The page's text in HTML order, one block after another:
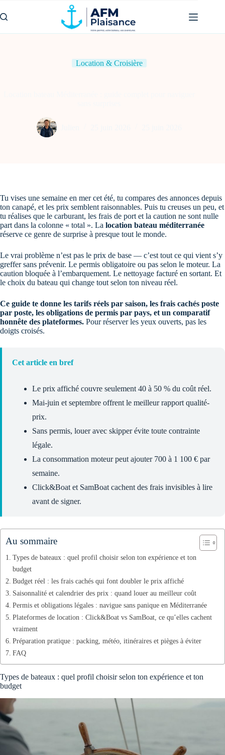
au
contenu
Location & Croisière
Tu vises une semaine en mer cet été, tu compares des annonces depuis
ton canapé, et les prix semblent raisonnables. Puis tu creuses un peu, et
tu réalises que le carburant, les frais de port et la caution ne sont nulle
part dans la colonne « total ». La location bateau méditerranée
réserve ce genre de surprise à presque tout le monde.
Le vrai problème n’est pas le prix de base — c’est tout ce qui vient s’y
greffer sans prévenir. Le permis obligatoire ou pas selon le moteur. La
caution bloquée à l’embarquement. Le nettoyage facturé en sortant. Et
le choix du bateau qui change tout selon ton niveau réel.
Ce guide te donne les tarifs réels par saison, les frais cachés poste
par poste, les obligations de permis par pays, et un comparatif
honnête des plateformes. Pour réserver les yeux ouverts, pas les
doigts croisés.
Cet article en bref
Le prix affiché couvre seulement 40 à 50 % du coût réel.
Mai-juin et septembre offrent le meilleur rapport qualité-
prix.
Sans permis, louer avec skipper évite toute contrainte
légale.
La consommation moteur peut ajouter 700 à 1 100 € par
semaine.
Click&Boat et SamBoat cachent des frais invisibles à lire
avant de signer.
Au sommaire
Types de bateaux : quel profil choisir selon ton expérience et ton
budget
Budget réel : les frais cachés qui font doubler le prix affiché
Saisonnalité et calendrier des prix : quand louer au meilleur coût
Permis et obligations légales : navigue sans panique en Méditerranée
Plateformes de location : Click&Boat vs SamBoat, ce qu’elles cachent
vraiment
Préparation pratique : packing, météo, itinéraires et pièges à éviter
FAQ
Types de bateaux : quel profil choisir selon ton expérience et ton
budget